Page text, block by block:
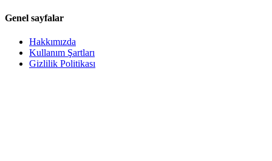
Genel sayfalar
Hakkımızda
Kullanım Şartları
Gizlilik Politikası